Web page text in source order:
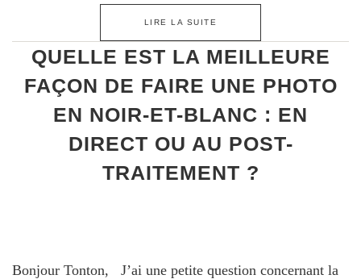
LIRE LA SUITE
QUELLE EST LA MEILLEURE
FAÇON DE FAIRE UNE PHOTO
EN NOIR-ET-BLANC : EN
DIRECT OU AU POST-
TRAITEMENT ?
Bonjour Tonton, J’ai une petite question concernant la